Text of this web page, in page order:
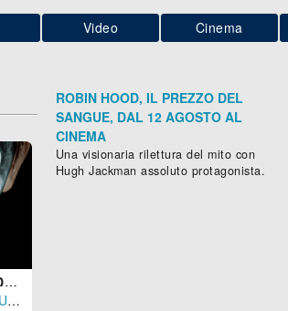
Video Cinema
THE PRODIGY - IL FIGLIO DEL MALE
USA
ROBIN HOOD, IL PREZZO DEL
SANGUE, DAL 12 AGOSTO AL
CINEMA
Una visionaria rilettura del mito con
Hugh Jackman assoluto protagonista.